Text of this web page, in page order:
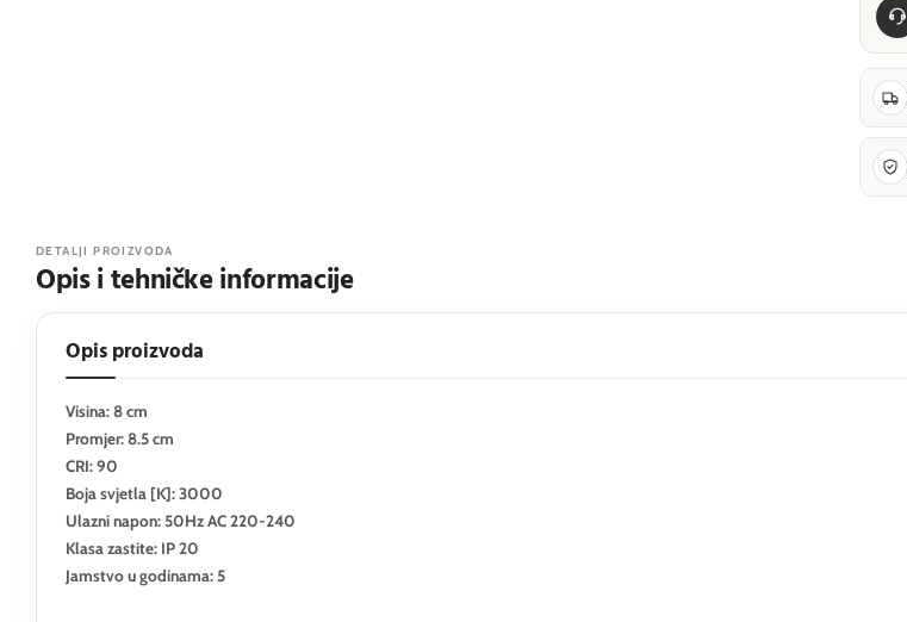
DETALJI PROIZVODA
Opis i tehničke informacije
Opis proizvoda
Visina: 8 cm
Promjer: 8.5 cm
CRI: 90
Boja svjetla [K]: 3000
Ulazni napon: 50Hz AC 220-240
Klasa zastite: IP 20
Jamstvo u godinama: 5